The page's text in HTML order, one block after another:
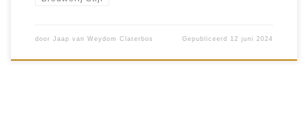
door Jaap van Weydom Claterbos Gepubliceerd 12 juni 2024